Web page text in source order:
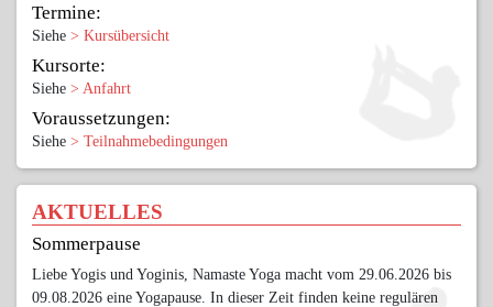
Termine:
Siehe > Kursübersicht
Kursorte:
Siehe > Anfahrt
Voraussetzungen:
Siehe > Teilnahmebedingungen
AKTUELLES
Sommerpause
Liebe Yogis und Yoginis, Namaste Yoga macht vom 29.06.2026 bis
09.08.2026 eine Yogapause. In dieser Zeit finden keine regulären